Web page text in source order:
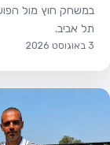
במשחק חוץ מול
תל אביב.
3 באוגוסט 2026